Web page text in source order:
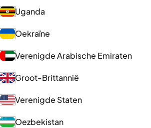
Uganda
Oekraïne
Verenigde Arabische Emiraten
Groot-Brittannië
Verenigde Staten
Oezbekistan